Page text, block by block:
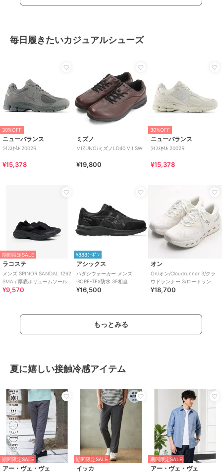
毎日履きたいカジュアルシューズ
30%OFF
ニューバランス
ﾗｲﾌｽﾀｲﾙ 2002R
¥15,378
ミズノ
MIZUNO/ミズノLD40 VII SW
¥19,800
30%OFF
ニューバランス
ﾗｲﾌｽﾀｲﾙ 2002R
¥15,378
期間限定SALE
ラコステ
メンズ SPINOR SANDAL 1262
SMA / 厚底ボリュームソール
ストラップスニーカー
¥9,570
¥888ｸｰﾎﾟﾝ
アシックス
ハダシウォーカー メンズ
GORE-TEX防水 3E相当
¥16,500
オン
On/オン/Cloudrunner 3/クラ
ウドランナー 3/ロードランニ
ング
¥18,700
もっとみる
夏に嬉しい接触冷感アイテム
期間限定SALE
アー・ヴェ・ヴェ
期間限定SALE
イッカ
期間限定SALE
アー・ヴェ・ヴェ